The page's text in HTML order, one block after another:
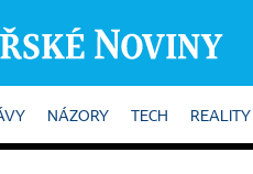
NÁZORY TECH REALITY